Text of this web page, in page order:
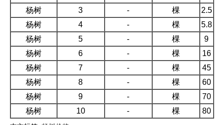
杨树
3 - 棵
2.5
杨树
4 - 棵
5.8
杨树
5 - 棵
9
杨树
6 - 棵
16
杨树
7 - 棵
45
杨树
8 - 棵
60
杨树
9 - 棵
70
杨树
10 - 棵 80